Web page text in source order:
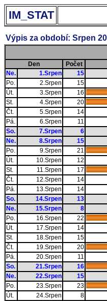
IM_STAT
Výpis za období: Srpen
Den
Počet
Ne.
1.Srpen 15
Po.
2.Srpen 15
Út.
3.Srpen 16
St.
4.Srpen 20
Čt.
5.Srpen 14
Pá.
6.Srpen 11
So.
7.Srpen 6
Ne.
8.Srpen 15
Po.
9.Srpen 21
Út.
10.Srpen 12
St.
11.Srpen 17
Čt.
12.Srpen 14
Pá.
13.Srpen 14
So.
14.Srpen 13
Ne.
15.Srpen 8
Po.
16.Srpen 22
Út.
17.Srpen 14
St.
18.Srpen 15
Čt.
19.Srpen 20
Pá.
20.Srpen 11
So.
21.Srpen 16
Ne.
22.Srpen 15
Po.
23.Srpen 23
Út.
24.Srpen 8